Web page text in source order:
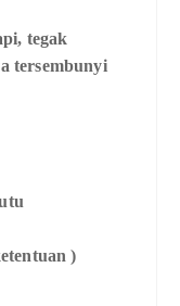
tegak
tersembunyi
)